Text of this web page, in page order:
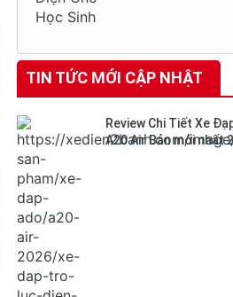
TIN TỨC MỚI CẬP NHẬT
Review Chi Tiết Xe
A20 Air Bản mới nhất